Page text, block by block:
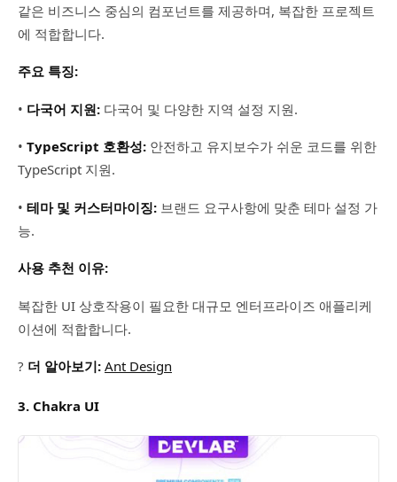
같은 비즈니스 중심의 컴포넌트를 제공하며, 복잡한 프로젝트
에 적합합니다.
주요 특징:
• 다국어 지원: 다국어 및 다양한 지역 설정 지원.
• TypeScript 호환성: 안전하고 유지보수가 쉬운 코드를 위한
TypeScript 지원.
• 테마 및 커스터마이징: 브랜드 요구사항에 맞춘 테마 설정 가
능.
사용 추천 이유:
복잡한 UI 상호작용이 필요한 대규모 엔터프라이즈 애플리케
이션에 적합합니다.
? 더 알아보기: Ant Design
3. Chakra UI